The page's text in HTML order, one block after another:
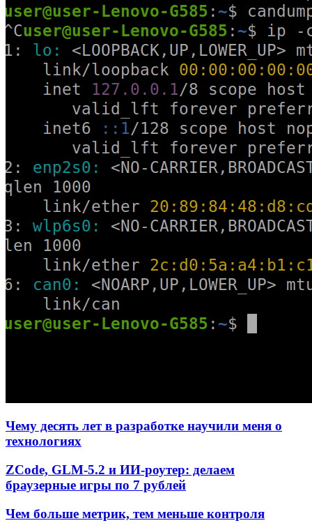
Чему десять лет в разработке научили меня о
технологиях
ZCode, GLM-5.2 и ИИ-роутер: делаем
браузерные игры по 7 рублей
Чем больше метрик, тем меньше контроля